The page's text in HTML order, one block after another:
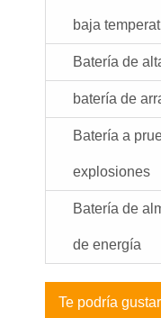
baja
Batería de
batería de
Batería a
explosiones
Batería de
de energía
Te podría gustar